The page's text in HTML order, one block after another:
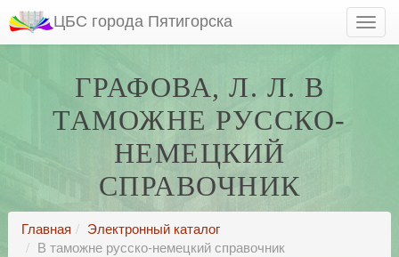
ЦБС города Пятигорска
ГРАФОВА, Л. Л. В
ТАМОЖНЕ РУССКО-
НЕМЕЦКИЙ
СПРАВОЧНИК
Главная
Электронный каталог
В таможне русско-немецкий справочник